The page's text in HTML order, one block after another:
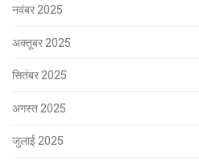
नवंबर 2025
अक्तूबर 2025
सितंबर 2025
अगस्त 2025
जुलाई 2025